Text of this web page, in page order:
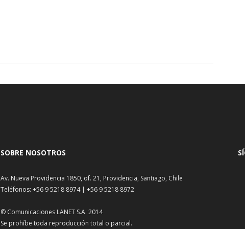
SOBRE NOSOTROS
Av. Nueva Providencia 1850, of. 21, Providencia, Santiago, Chile
Teléfonos: +56 9 5218 8974 | +56 9 5218 8972
© Comunicaciones LANET S.A. 2014
Se prohíbe toda reproducción total o parcial.